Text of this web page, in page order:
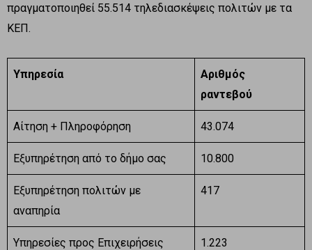
πραγματοποιηθεί 55.514 τηλεδιασκέψεις πολιτών με τα
ΚΕΠ.
Υπηρεσία
Αριθμός
ραντεβού
Αίτηση + Πληροφόρηση 43.074
Εξυπηρέτηση από το δήμο σας 10.800
Εξυπηρέτηση πολιτών με
αναπηρία
417
Υπηρεσίες προς Επιχειρήσεις 1.223